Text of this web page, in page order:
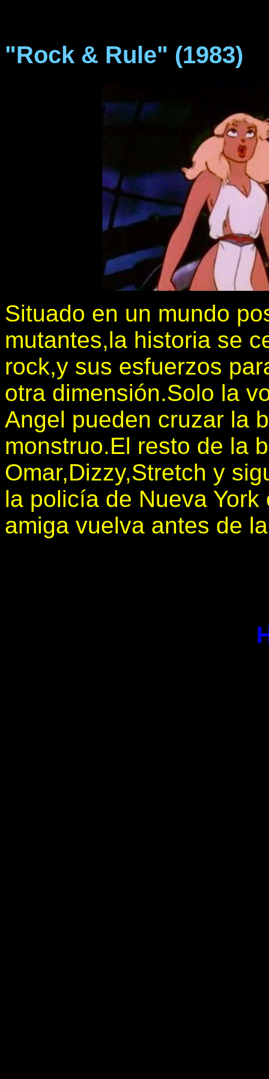
"Rock & Rule" (1983)
Situado en un mundo
mutantes,la historia se
rock,y sus esfuerzos
otra dimensión.Solo la
Angel pueden cruzar la
monstruo.El resto de la
Omar,Dizzy,Stretch y
la policía de Nueva
amiga vuelva antes de